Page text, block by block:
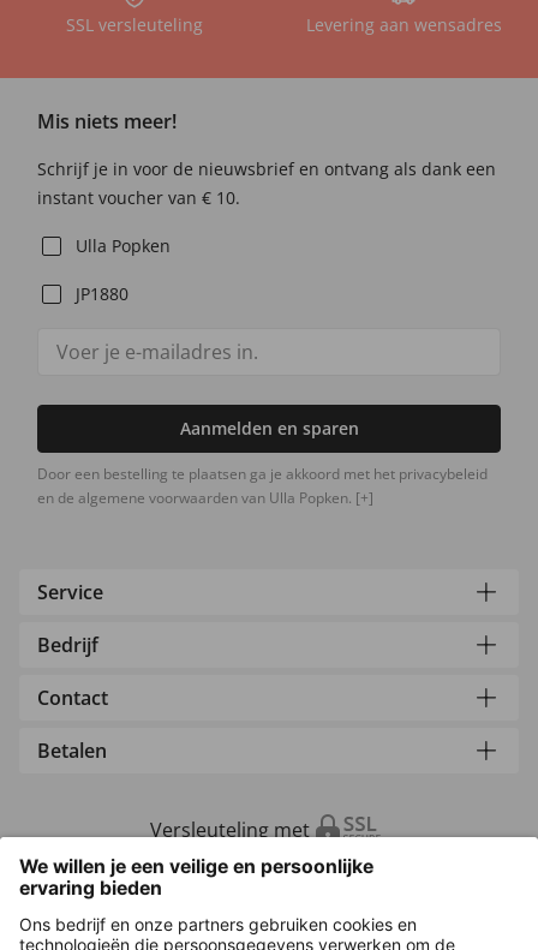
SSL versleuteling Levering aan wensadres
Mis niets meer!
Schrijf je in voor de nieuwsbrief en ontvang als dank een
instant voucher van € 10.
Ulla Popken
JP1880
Aanmelden en sparen
Door een bestelling te plaatsen ga je akkoord met het privacybeleid
en de algemene voorwaarden van Ulla Popken. [+]
Service
Bedrijf
Contact
Betalen
Versleuteling met
Overige webwinkels